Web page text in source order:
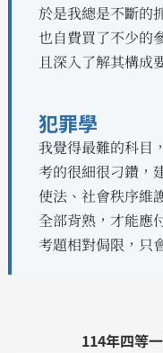
於是我總是不斷的
也自費買了不少的
且深入了解其構成
犯罪學
我覺得最難的科目
考的很細很刁鑽，
使法、社會秩序維
全部背熟，才能應
考題相對侷限，只
114年四等